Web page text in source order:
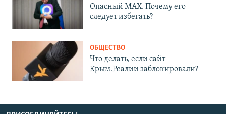
Опасный MAX. Почему его
следует избегать?
ОБЩЕСТВО
Что делать, если сайт
Крым.Реалии заблокировали?